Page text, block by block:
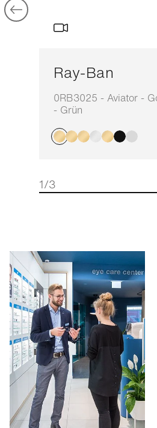
Ray-Ban
0RB3025 - Aviator -
- Grün
1/3